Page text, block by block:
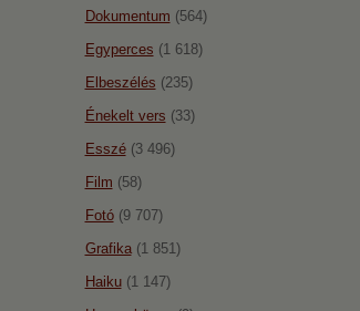
Dokumentum (564)
Egyperces (1 618)
Elbeszélés (235)
Énekelt vers (33)
Esszé(3 496)
Film (58)
Fotó(9 707)
Grafika(1 851)
Haiku(1 147)